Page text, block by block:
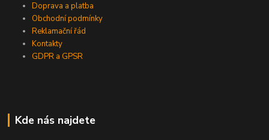
Doprava a platba
Obchodní podmínky
Reklamační řád
Kontakty
GDPR a GPSR
Kde nás najdete